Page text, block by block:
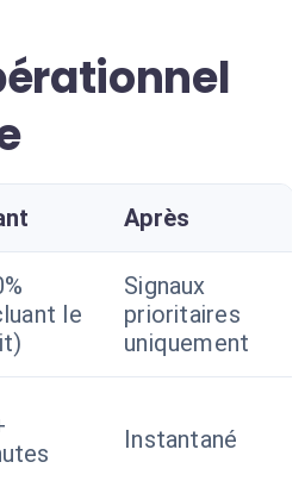
Après
le
Signaux
prioritaires
uniquement
Instantané